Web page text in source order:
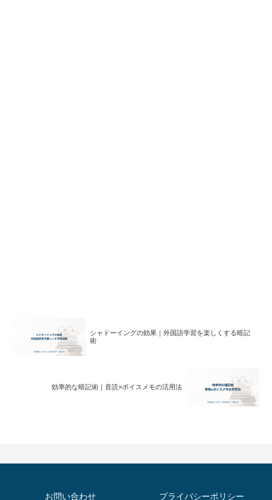
シャドーイングの効果｜外国語学習を楽しくする暗記
術
効率的な暗記術｜音読×ボイスメモの活用法
お問い合わせ プライバシーポリシー